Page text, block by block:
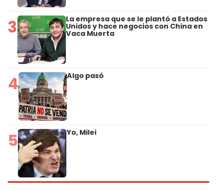
3 La empresa que se le plantó a Estados
Unidos y hace negocios con China en
Vaca Muerta
4 Algo pasó
5 Yo, Milei